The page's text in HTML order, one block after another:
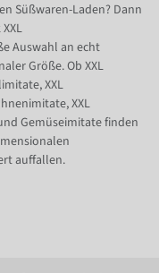
Süßwaren-Laden? Dann
Auswahl an echt
Größe. Ob XXL
XXL
XXL
Gemüseimitate finden
auffallen.